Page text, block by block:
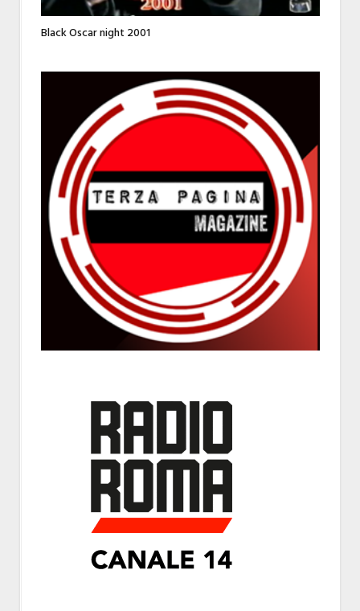
Black Oscar night 2001